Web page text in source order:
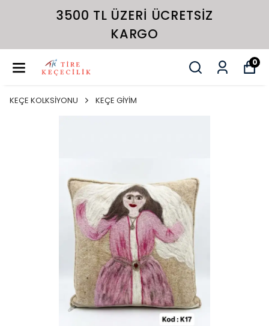
3500 TL ÜZERI ÜCRETSIZ
KARGO
0
KEÇE KOLKSİYONU KEÇE GİYİM